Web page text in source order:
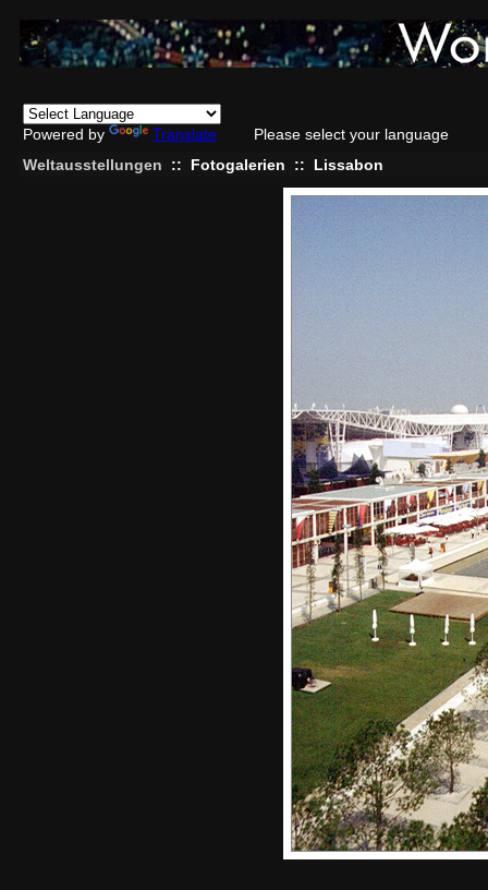
Powered by Translate
Please select your language
Weltausstellungen
:: Fotogalerien :: Lissabon